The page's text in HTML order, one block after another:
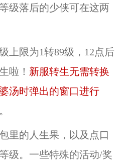
级落后的少侠可在这两
限为1转89级，12点后
啦！ 新服转生无需转换
汤时弹出的窗口进行
的人生果，以及点口
级。一些特殊的活动/奖